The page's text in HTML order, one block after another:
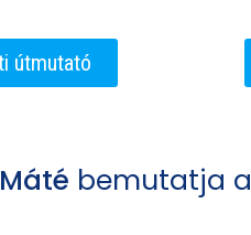
útmutató
bemutatja a